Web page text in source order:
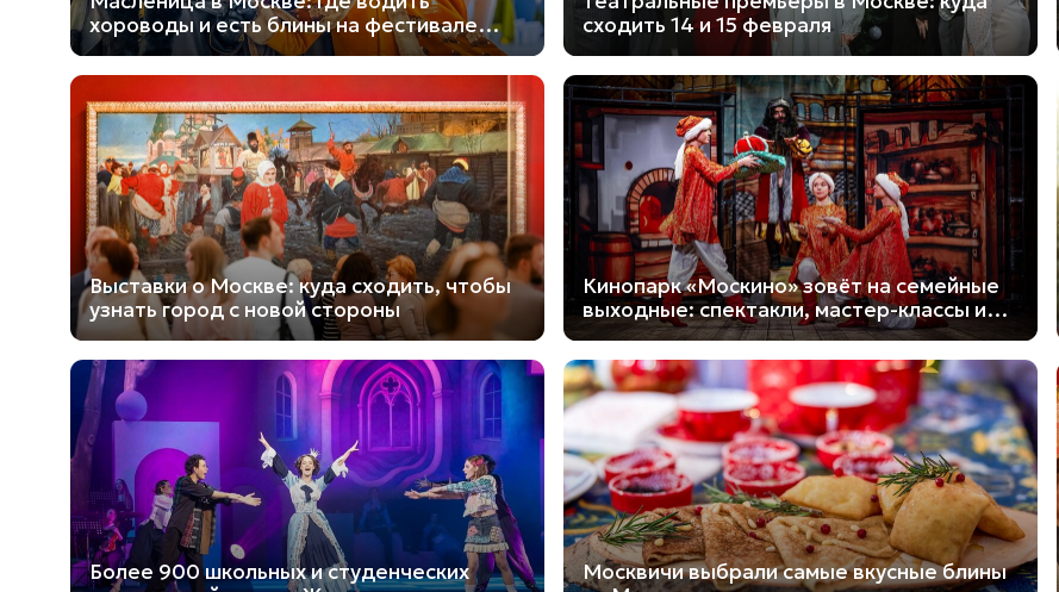
хороводы и есть блины на фестивале
«Усадьбы Москвы»
Выставки о Москве: куда сходить, чтобы
узнать город с новой стороны
Более 900 школьных и студенческих
сходить 14 и 15 февраля
Кинопарк «Москино» зовёт на семейные
выходные: спектакли, мастер-классы и
кино
Москвичи выбрали самые вкусные блины